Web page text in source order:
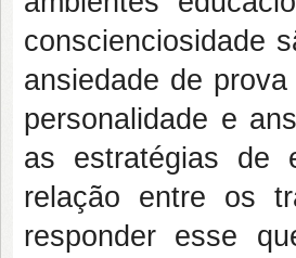
conscienciosidade
ansiedade de
personalidade e
as estratégias de
relação entre os
responder esse